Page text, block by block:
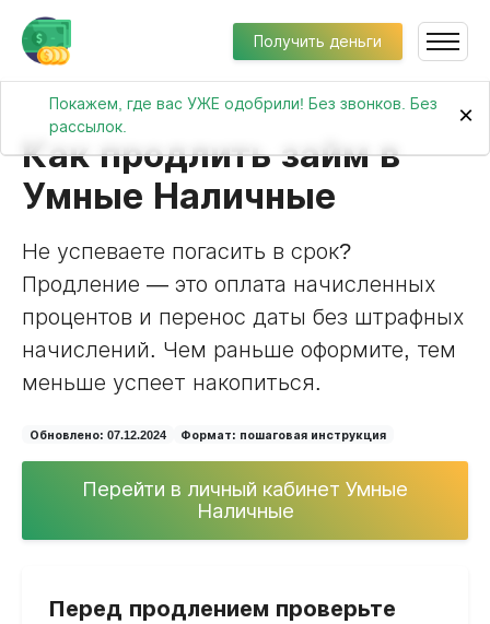
Получить деньги
Покажем, где вас УЖЕ одобрили! Без звонков. Без
рассылок.
×
Как продлить займ в
Умные Наличные
Не успеваете погасить в срок?
Продление — это оплата начисленных
процентов и перенос даты без штрафных
начислений. Чем раньше оформите, тем
меньше успеет накопиться.
Обновлено: 07.12.2024 Формат: пошаговая инструкция
Перейти в личный кабинет Умные
Наличные
Перед продлением проверьте